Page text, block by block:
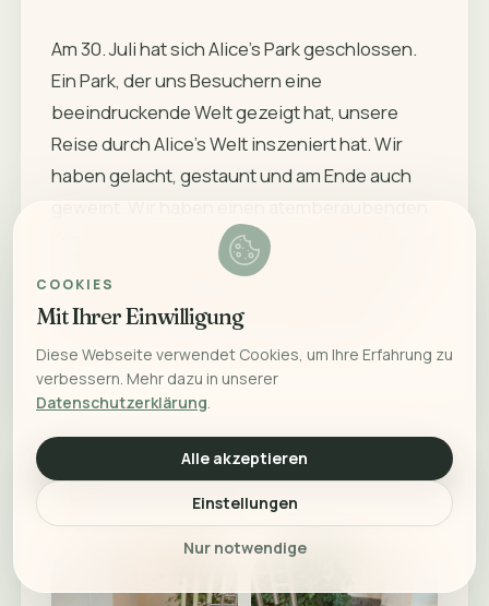
COOKIES
Mit Ihrer Einwilligung
Diese Webseite verwendet Cookies, um Ihre Erfahrung zu
verbessern. Mehr dazu in unserer
Datenschutzerklärung.
Alle akzeptieren
Einstellungen
Nur notwendige
BILDER ZUR ERINNERUNG
7 weitere Bilder